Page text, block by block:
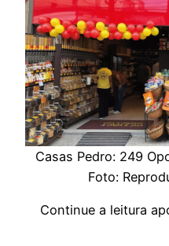
Casas Pedro: 249
Foto:
Continue a leitura